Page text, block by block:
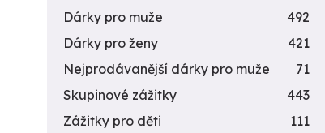
Dárky pro muže
492
Dárky pro ženy
421
Nejprodávanější dárky pro muže
71
Skupinové zážitky
443
Zážitky pro děti
111